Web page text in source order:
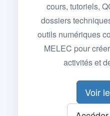
cours, tutoriels,
dossiers
outils numériques
MELEC pour
activités et
Voir